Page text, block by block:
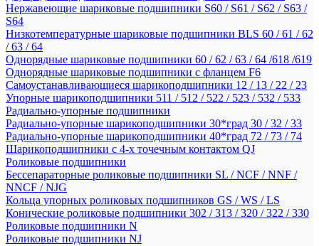
Нержавеющие шариковые подшипники S60 / S61 / S62 / S63 /
S64
Низкотемпературные шариковые подшипники BLS 60 / 61 / 62
/ 63 / 64
Однорядные шариковые подшипники 60 / 62 / 63 / 64 /618 /619
Однорядные шариковые подшипники с фланцем F6
Самоустанавливающиеся шарикоподшипники 12 / 13 / 22 / 23
Упорные шарикоподшипники 511 / 512 / 522 / 523 / 532 / 533
Радиально-упорные подшипники
Радиально-упорные шарикоподшипники 30*град 30 / 32 / 33
Радиально-упорные шарикоподшипники 40*град 72 / 73 / 74
Шарикоподшипники с 4-х точечным контактом QJ
Роликовые подшипники
Бессепараторные роликовые подшипники SL / NCF / NNF /
NNCF / NJG
Кольца упорных роликовых подшипников GS / WS / LS
Конические роликовые подшипники 302 / 313 / 320 / 322 / 330
Роликовые подшипники N
Роликовые подшипники NJ